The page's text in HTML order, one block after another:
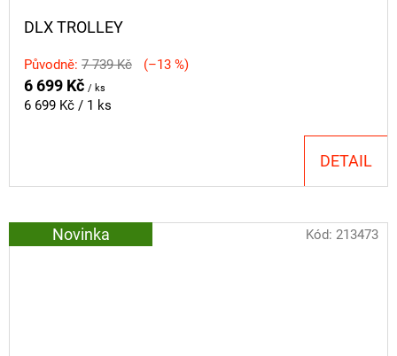
DLX TROLLEY
Původně: 7 739 Kč (–13 %)
6 699 Kč / ks
Měrná
6 699 Kč / 1 ks
DETAIL
Novinka Kód: 213473